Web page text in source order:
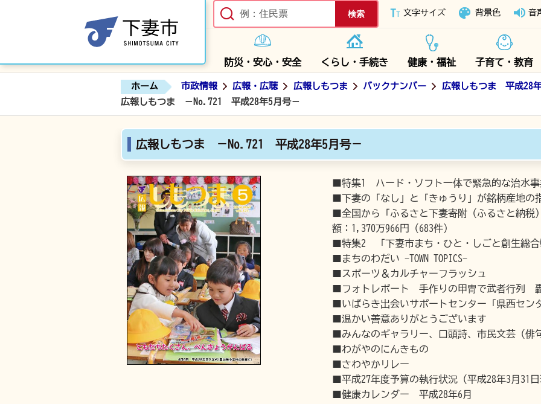
下妻市ホームページ
文字サイズ 背景色 音
防災・安心・安全 くらし・手続き 健康・福祉 子育て・教育
ホーム 市政情報 広報・広聴 広報しもつま バックナンバー
広報しもつま 平成28
広報しもつま －No.721 平成28年5月号－
広報しもつま －No.721 平成28年5月号－
■特集1 ハード・ソフト一体で緊急的な治水
■下妻の「なし」と「きゅうり」が銘柄産地の
■全国から「ふるさと下妻寄附（ふるさと納
額：1,370万966円（683件）
■特集2 「下妻市まち・ひと・しごと創生総
■まちのわだい -TOWN TOPICS-
■スポーツ＆カルチャーフラッシュ
■フォトレポート 手作りの甲冑で武者行列
■いばらき出会いサポートセンター「県西セン
■温かい善意ありがとうございます
■みんなのギャラリー、口頭詩、市民文芸（俳
■わがやのにんきもの
■さわやかリレー
■平成27年度予算の執行状況（平成28年3月31
■健康カレンダー 平成28年6月